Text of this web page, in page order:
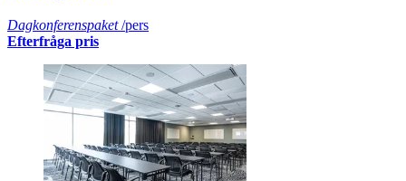
Dagkonferenspaket/pers
Efterfråga pris